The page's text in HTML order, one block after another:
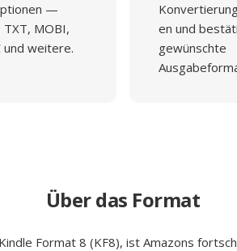
—
TXT, MOBI,
und weitere.
en und
gewünschte
Über das Format
Format 8 (KF8), ist Amazons